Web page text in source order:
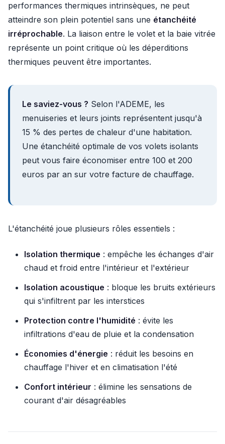
performances thermiques intrinsèques, ne peut
atteindre son plein potentiel sans une étanchéité
irréprochable. La liaison entre le volet et la baie vitrée
représente un point critique où les déperditions
thermiques peuvent être importantes.
Le saviez-vous ? Selon l'ADEME, les
menuiseries et leurs joints représentent jusqu'à
15 % des pertes de chaleur d'une habitation.
Une étanchéité optimale de vos volets isolants
peut vous faire économiser entre 100 et 200
euros par an sur votre facture de chauffage.
L'étanchéité joue plusieurs rôles essentiels :
Isolation thermique : empêche les échanges d'air
chaud et froid entre l'intérieur et l'extérieur
Isolation acoustique : bloque les bruits extérieurs
qui s'infiltrent par les interstices
Protection contre l'humidité : évite les
infiltrations d'eau de pluie et la condensation
Économies d'énergie : réduit les besoins en
chauffage l'hiver et en climatisation l'été
Confort intérieur : élimine les sensations de
courant d'air désagréables